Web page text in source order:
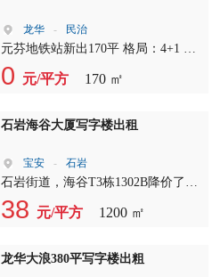
龙华 - 民治
元芬地铁站新出170平 格局：4+1 单
价：43+5 使用率：6成 可定制装修 ?
免费停车
0 元/平方 170 ㎡
石岩海谷大厦写字楼出租
宝安 - 石岩
石岩街道，海谷T3栋1302B降价了，
现在报价36元+8.25管理费+3元空调
费，含税，有客户多多关注
38 元/平方 1200 ㎡
龙华大浪380平写字楼出粗